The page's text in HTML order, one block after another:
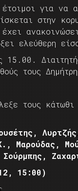
για να
στην
ελεύθερη
15.00.
τους
τους κάτωθι
Μαρούδας,
15:00)